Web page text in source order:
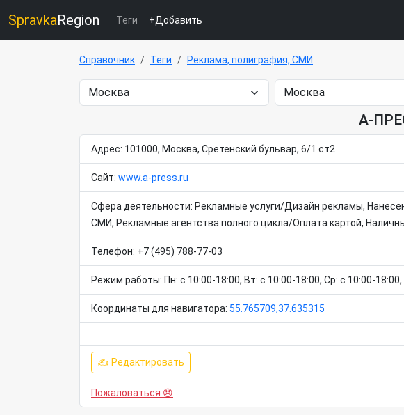
SpravkaRegion Теги +Добавить
Справочник Теги Реклама, полиграфия, СМИ
А-
Адрес: 101000, Москва, Сретенский бульвар, 6/1 ст2
Сайт: www.a-press.ru
Сфера деятельности: Рекламные услуги/Дизайн рекламы,
СМИ, Рекламные агентства полного цикла/Оплата картой,
Телефон: +7 (495) 788-77-03
Режим работы: Пн: c 10:00-18:00, Вт: c 10:00-18:00, Ср: c 10:00-
Координаты для навигатора: 55.765709,37.635315
✍ Редактировать
Пожаловаться 😞